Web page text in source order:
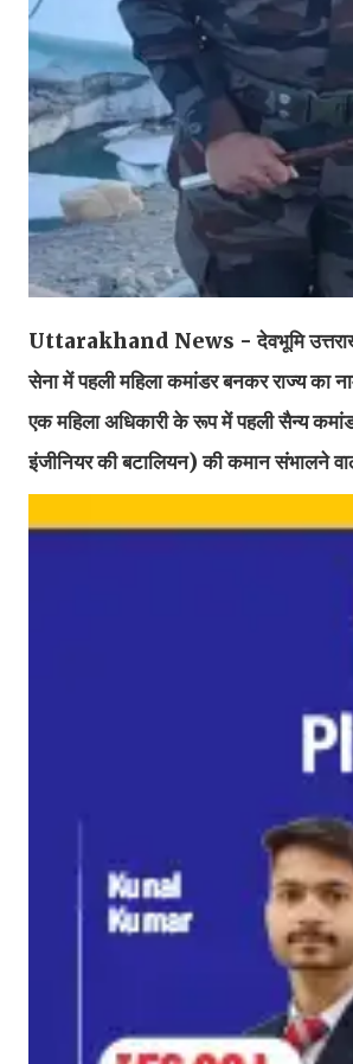
Uttarakhand News - देवभूमि उत्तराखंड
सेना में पहली महिला कमांडर बनकर राज्य का
एक महिला अधिकारी के रूप में पहली सैन्य
इंजीनियर की बटालियन) की कमान संभालने